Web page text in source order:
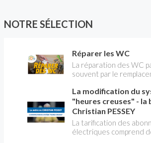
NOTRE SÉLECTION
Réparer les WC
La réparation des WC
souvent par le
expliquer
La modification du
"heures creuses" - la
Christian PESSEY
La tarification des
électriques comprend